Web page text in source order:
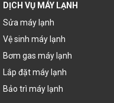
DỊCH VỤ MÁY LẠNH
Sửa máy lạnh
Vệ sinh máy lạnh
Bơm gas máy lạnh
Lắp đặt máy lạnh
Bảo trì máy lạnh